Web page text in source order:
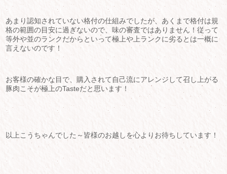
あまり認知されていない格付の仕組みでしたが、あくまで格付は規
格の範囲の目安に過ぎないので、味の審査ではありません！従って
等外や並のランクだからといって極上や上ランクに劣るとは一概に
言えないのです！
お客様の確かな目で、購入されて自己流にアレンジして召し上がる
豚肉こそが極上のTasteだと思います！
以上こうちゃんでした～皆様のお越しを心よりお待ちしています！